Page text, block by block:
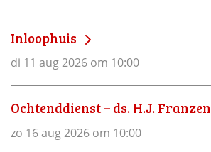
Inloophuis
di 11 aug 2026 om 10:00
Ochtenddienst – ds. H.J. Franzen
zo 16 aug 2026 om 10:00